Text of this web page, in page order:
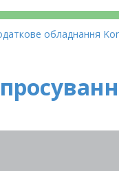
обладнання